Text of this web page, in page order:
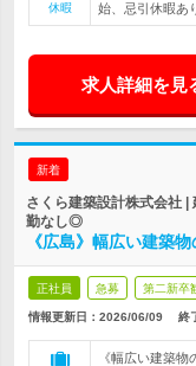
休暇
始、忌引休暇あ
求人詳細を見
新着
さくら建築設計株式会社
勤なし◎
《広島》幅広い建築
正社員 急募 第二新卒
情報更新日：2026/06/09 終
《幅広い建築